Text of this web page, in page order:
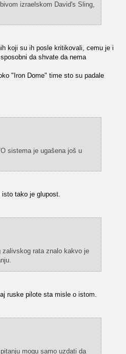
izraelskom David's Sling,
koji su ih posle kritikovali, cemu je i
da shvate da nema
"Iron Dome" time sto su padale
sistema je ugašena još u
tako je glupost.
rata znalo kakvo je
ruske pilote sta misle o istom.
mogu samo uzdati da